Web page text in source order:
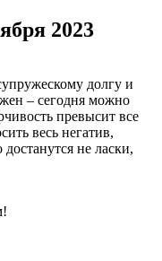
2023
долгу и
– сегодня можно
превысит все
весь негатив,
не ласки,